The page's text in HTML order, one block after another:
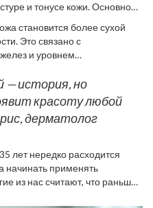
и тонусе кожи. Основной
и эластина приводит
мелких морщин. Внешние
стресс и загрязнение
за своей кожей в юности, в
дополнительного
становится более сухой
Это связано с
и уровнем
в этом возрасте нередко
тона кожи,
и неуверенности.
уникально, и идеального
Наступает момент, когда
средства ухода и,
для текущего
— история, но
красоту любой
дерматолог
лет нередко расходится
начинать применять
из нас считают, что раньше